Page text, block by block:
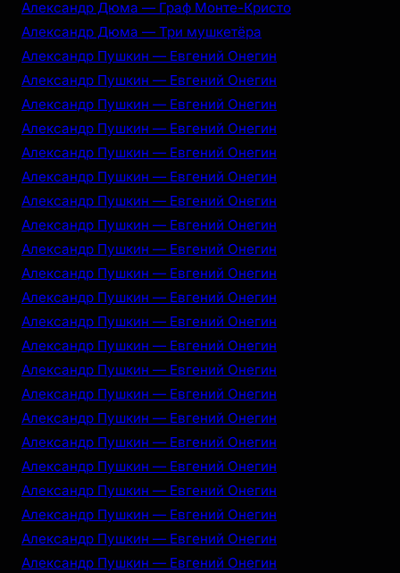
Александр Дюма — Граф Монте-Кристо
Александр Дюма — Три мушкетёра
Александр Пушкин — Евгений Онегин
Александр Пушкин — Евгений Онегин
Александр Пушкин — Евгений Онегин
Александр Пушкин — Евгений Онегин
Александр Пушкин — Евгений Онегин
Александр Пушкин — Евгений Онегин
Александр Пушкин — Евгений Онегин
Александр Пушкин — Евгений Онегин
Александр Пушкин — Евгений Онегин
Александр Пушкин — Евгений Онегин
Александр Пушкин — Евгений Онегин
Александр Пушкин — Евгений Онегин
Александр Пушкин — Евгений Онегин
Александр Пушкин — Евгений Онегин
Александр Пушкин — Евгений Онегин
Александр Пушкин — Евгений Онегин
Александр Пушкин — Евгений Онегин
Александр Пушкин — Евгений Онегин
Александр Пушкин — Евгений Онегин
Александр Пушкин — Евгений Онегин
Александр Пушкин — Евгений Онегин
Александр Пушкин — Евгений Онегин